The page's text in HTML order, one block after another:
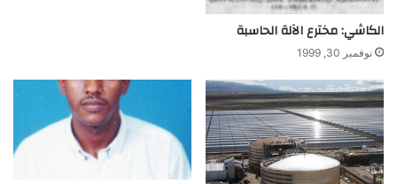
الكاشي: مخترع الآلة الحاسبة
نوفمبر 30, 1999